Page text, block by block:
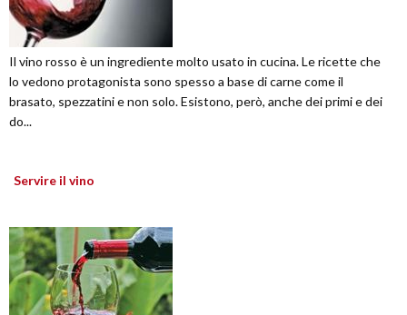
Il vino rosso è un ingrediente molto usato in cucina. Le ricette che
lo vedono protagonista sono spesso a base di carne come il
brasato, spezzatini e non solo. Esistono, però, anche dei primi e dei
do...
Servire il vino